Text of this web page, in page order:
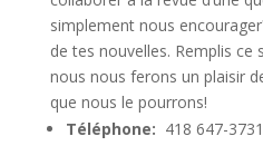
simplement nous
de tes nouvelles. Remplis
nous nous ferons un plaisir
que nous le pourrons!
Téléphone: 418 647-3731